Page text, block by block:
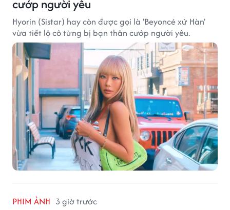
cướp người yêu
Hyorin (Sistar) hay còn được gọi là 'Beyoncé xứ Hàn'
vừa tiết lộ cô từng bị bạn thân cướp người yêu.
PHIM ẢNH 3 giờ trước